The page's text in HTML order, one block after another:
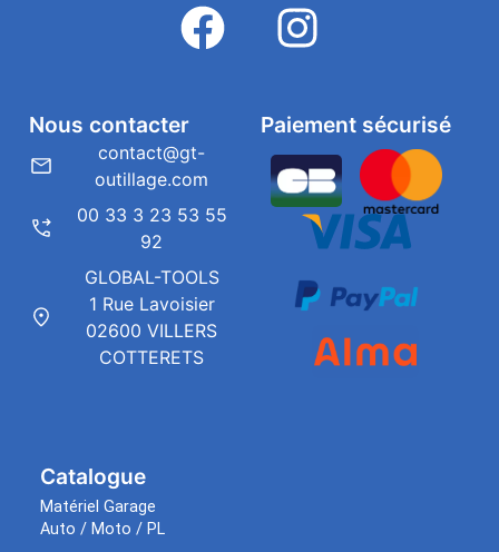
Catalogue
Matériel Garage
Auto / Moto / PL
Paiement sécurisé
Nous contacter
contact@gt-
outillage.com
00 33 3 23 53 55
92
GLOBAL-TOOLS
1 Rue Lavoisier
02600 VILLERS
COTTERETS